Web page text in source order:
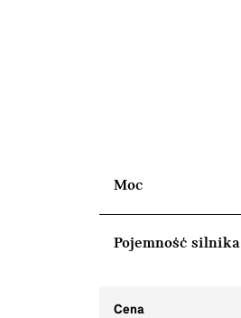
Moc
Pojemność silnika
Cena